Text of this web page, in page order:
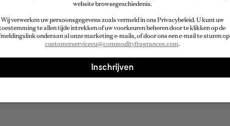
website browsegeschiedenis.
Wij verwerken uw persoonsgegevens zoals vermeld in ons Privacybeleid. U kunt uw
te allen tijde intrekken of uw voorkeuren beheren door te klikken op de
onderaan al onze marketing e-mails, of door ons een e-mail te sturen op
customerserviceeu@commodityfragrances.com.
Inschrijven